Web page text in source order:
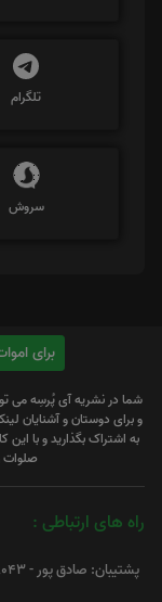
تلگرام
سروش
برای اموات خود
شما در نشریه آی پُرسِه می
و برای دوستان و آشنایان
به اشتراک بگذارید و با این
صلوات
راه های ارتباطی :
پشتیبان: صادق پور - 09378608043